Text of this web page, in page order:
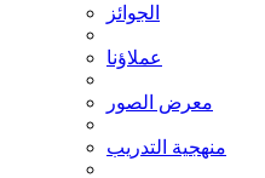
الجوائز
عملاؤنا
معرض الصور
منهجية التدريب